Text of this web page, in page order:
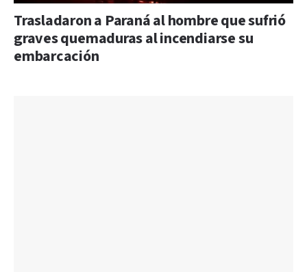
Trasladaron a Paraná al hombre que sufrió
graves quemaduras al incendiarse su
embarcación